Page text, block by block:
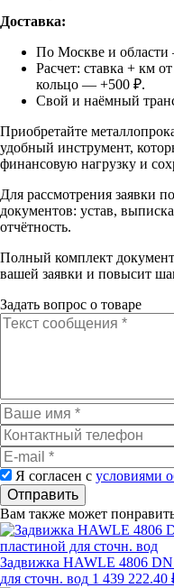
Доставка:
По Москве и
Расчет: ставка + км
кольцо — +500 ₽.
Свой и наёмный
Приобретайте
удобный инструмент,
финансовую нагрузку и
Для рассмотрения заявки
документов: устав,
отчётность.
Полный комплект
вашей заявки и повысит
Задать вопрос о товаре
Я согласен с условиями
Отправить
Вам также может
Задвижка HAWLE 4806
для сточн. вод 1 439 222.40